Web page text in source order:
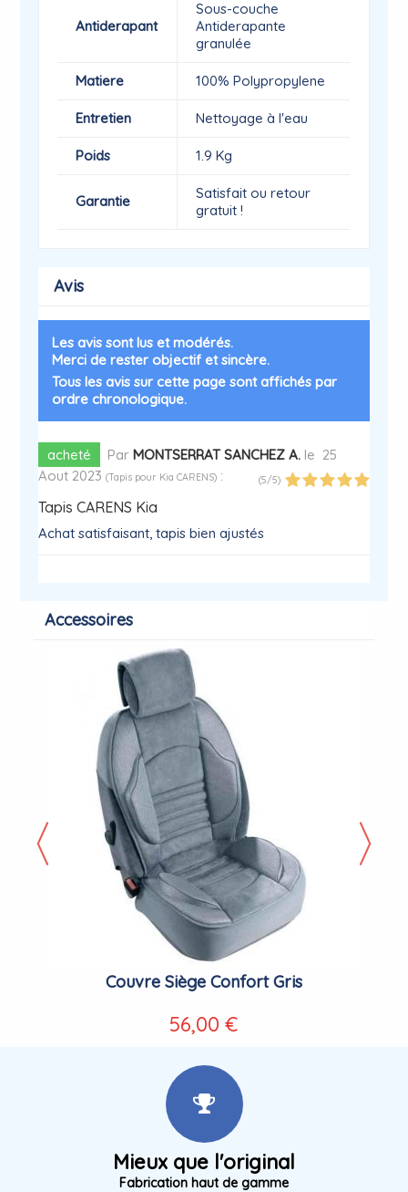
Antiderapant
Sous-couche
Antiderapante
granulée
Matiere 100% Polypropylene
Entretien Nettoyage à l'eau
Poids 1.9 Kg
Garantie
Satisfait ou retour
gratuit !
Avis
Les avis sont lus et modérés.
Merci de rester objectif et sincère.
Tous les avis sur cette page sont affichés par
ordre chronologique.
acheté ParMONTSERRAT SANCHEZ A. le 25
Aout 2023(Tapis pour Kia CARENS) : (5/5)
Tapis CARENS Kia
Achat satisfaisant, tapis bien ajustés
Accessoires
Couvre Siège Confort Gris
56,00 €
Mieux que l'original
Fabrication haut de gamme